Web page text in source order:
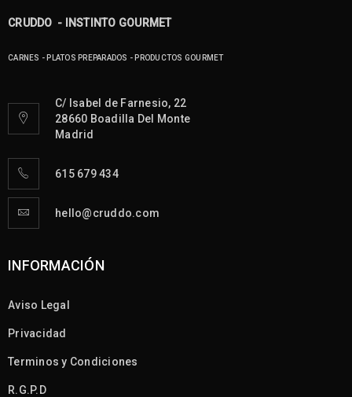
CRUDDO - INSTINTO GOURMET
CARNES - PLATOS PREPARADOS - PRODUCTOS GOURMET
C/ Isabel de Farnesio, 22
28660 Boadilla Del Monte
Madrid
615 679 434
hello@cruddo.com
INFORMACIÓN
Aviso Legal
Privacidad
Terminos y Condiciones
R.G.P.D